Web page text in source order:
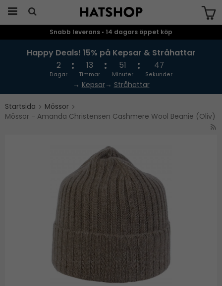
Snabb leverans • 14 dagars öppet köp
Happy Deals! 15% på Kepsar & Stråhattar
2
Dagar
13
Timmar
51
Minuter
46
Sekunder
→ Kepsar→ Stråhattar
Startsida
Mössor
Mössor - Amanda Christensen Cashmere Wool Beanie (Oliv)